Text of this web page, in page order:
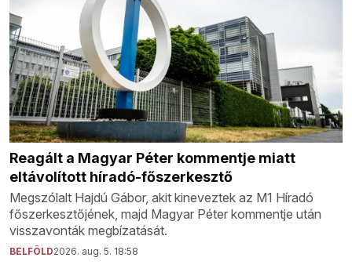
Reagált a Magyar Péter kommentje miatt
eltávolított híradó-főszerkesztő
Megszólalt Hajdú Gábor, akit kineveztek az M1 Híradó
főszerkesztőjének, majd Magyar Péter kommentje után
visszavonták megbízatását.
BELFÖLD2026. aug. 5. 18:58